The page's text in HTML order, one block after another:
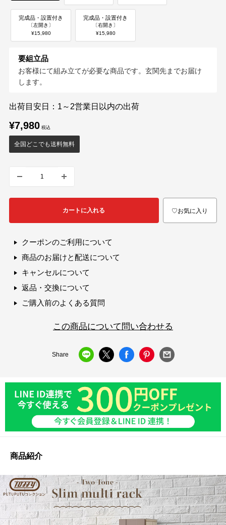
完成品・設置付き
〔左開き〕
¥15,980
完成品・設置付き
〔右開き〕
¥15,980
要組立品
お客様にて組み立てが必要な商品です。玄関先までお届け
します。
出荷目安日：1～2営業日以内の出荷
販
売
価
格
¥7,980
全国どこでも送料無料
カートに入れる ♡お気に入り
クーポンのご利用について
商品のお届けと配送について
キャンセルについて
返品・交換について
ご購入前のよくある質問
この商品について問い合わせる
Share
商品紹介